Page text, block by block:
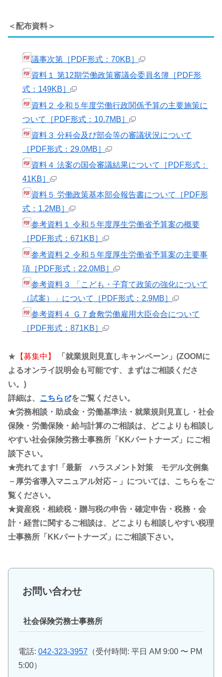
＜配布資料＞
議事次第［PDF形式：70KB］
資料１ 第12期労働政策審議会委員名簿［PDF形
式：149KB］
資料２ 令和５年度労働行政関係予算の主要施策に
ついて［PDF形式：10.7MB］
資料３ 分科会及び部会等の審議状況について
［PDF形式：29.0MB］
資料４ 法案の国会審議結果について［PDF形式：
41KB］
資料５ 労働政策基本部会報告書について［PDF形
式：1.2MB］
参考資料１ 令和５年度厚生労働省予算案の概要
［PDF形式：671KB］
参考資料２ 令和５年度厚生労働省予算案の主要事
項［PDF形式：22.0MB］
参考資料３ 「こども・子育て政策の強化について
（試案）」について［PDF形式：2.9MB］
参考資料４ Ｇ７倉敷労働雇用大臣会合について
［PDF形式：871KB］
★ 【募集中】
「就業規則見直しキャンペーン」(ZOOMに
よるオンライ説明会も可能です、まずはご相談くださ
い。)
詳細は、
こちら
をご覧ください。
★労務相談・助成金・労働基準法・就業規則見直し・社会
保険・労働保険・給与計算のご相談は、どこよりも相談し
やすい社会保険労務士事務所「KKパートナーズ」にご相
談下さい。
★売れてます!「最新 ハラスメント対策 モデル文例集
－厚労省導入マニュアル対応－」については、こちらをご
覧ください。
★資産税・相続税・贈与税の申告・確定申告・税務・会
計・経営に関するご相談は、どこよりも相談しやすい税理
士事務所「KKパートナーズ」にご相談下さい。
お問い合わせ
社会保険労務士事務所
電話: 042-323-3957 （受付時間: 平日 AM 9:00 〜 PM
5:00）